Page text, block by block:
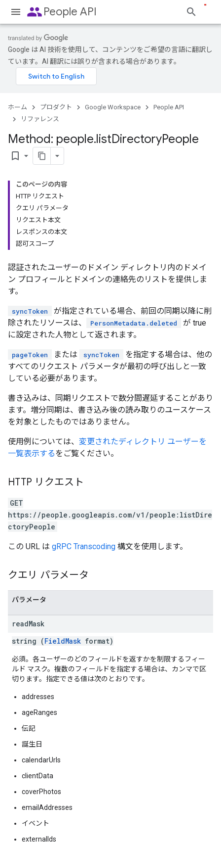
peoplePeople API
Google は AI 技術を使用して、コンテンツをご希望の言語に翻訳し
ています。AI 翻訳には誤りが含まれる場合があります。
ホーム プロダクト Google Workspace
People API
リファレンス
Method: people.listDirectoryPeople
bookmark_border
このページの内容
HTTP リクエスト
クエリ パラメータ
リクエスト本文
レスポンスの本文
認可スコープ
認証されたユーザーのドメイン ディレクトリ内のドメイ
ン プロフィールとドメインの連絡先のリストを提供しま
す。
syncToken
が指定されている場合、前回の同期以降に削
除されたリソースは、
PersonMetadata.deleted
が true
に設定された人物として返されます。
pageToken または syncToken
を指定する場合は、他の
すべてのリクエスト パラメータが最初の呼び出しと一致
している必要があります。
書き込みは、同期リクエストで数分間遅延することがあり
ます。増分同期は、書き込み後の読み取りのユースケース
を対象としたものではありません。
使用例については、 変更されたディレクトリ ユーザーを
一覧表示するをご覧ください。
HTTP リクエスト
GET
https://people.googleapis.com/v1/people:listDire
ctoryPeople
この URL は gRPC Transcoding 構文を使用します。
クエリ パラメータ
パラメータ
readMask
string (FieldMask format)
必須。各ユーザーのどのフィールドを返すかを制限するフィー
ルド マスク。複数のフィールドを指定する場合は、カンマで区
切ります。指定できる値は次のとおりです。
addresses
ageRanges
伝記
誕生日
calendarUrls
clientData
coverPhotos
emailAddresses
イベント
externalIds